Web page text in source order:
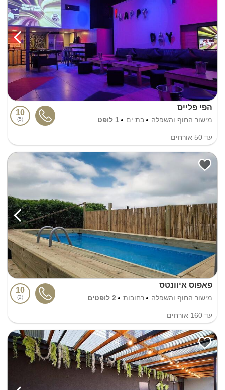
הפי פלייס
מישור החוף והשפלה בת ים 1 לופט
10
5
עד 50 אורחים
פאפוס איוונטס
מישור החוף והשפלה רחובות 2 לופטים
10
2
עד 160 אורחים